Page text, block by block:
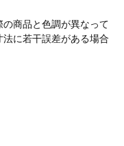
商品と色調が異なって
に若干誤差がある場合